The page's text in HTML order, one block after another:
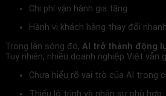
Chi phí vận hành gia tăng
Hành vi khách hàng thay đổi nhanh
Trong làn sóng đó, AI trở thành động
Tuy nhiên, nhiều doanh nghiệp Việt vẫn
Chưa hiểu rõ vai trò của AI trong